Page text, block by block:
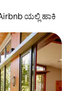
ಯಲ್ಲಿ ಹಾಕಿ